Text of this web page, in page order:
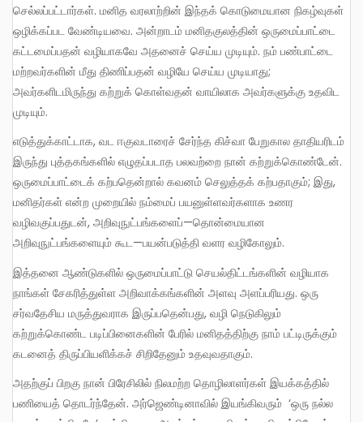
செல்லப்பட்டார்கள். மனித வரலாற்றின் இந்தக் கொடுமையான நிகழ்வுகள்
ஒழிக்கப்பட வேண்டியவை. அன்றாடம் மனிதகுலத்தின் ஒருமைப்பாட்டை
கட்டமைப்பதன் வழியாகவே அதனைச் செய்ய முடியும். நம் பண்பாட்டை
மற்றவர்களின் மீது திணிப்பதன் வழியே செய்ய முடியாது;
அவர்களிடமிருந்து கற்றுக் கொள்வதன் வாயிலாக அவர்களுக்கு உதவிட
முடியும்.
எடுத்துக்காட்டாக, வட ஈகுவடாரைச் சேர்ந்த கிச்வா பேறுகால தாதியரிடம்
இருந்து புத்தகங்களில் எழுதப்படாத பலவற்றை நான் கற்றுக்கொண்டேன்.
ஒருமைப்பாட்டைக் கற்பதென்றால் கவனம் செலுத்தக் கற்பதாகும்; இது,
மனிதர்கள் என்ற முறையில் நம்மைப் பயனுள்ளவர்களாக உணர
வழிவகுப்பதுடன், அறிவுநுட்பங்களைப்—தொன்மையான
அறிவுநுட்பங்களையும் கூட—பயன்படுத்தி வளர வழிகோலும்.
இத்தனை ஆண்டுகளில் ஒருமைப்பாட்டு செயல்திட்டங்களின் வழியாக
நாங்கள் சேகரித்துள்ள அறிவாக்கங்களின் அளவு அளப்பரியது. ஒரு
சர்வதேசிய மருத்துவராக இருப்பதென்பது, வழி நெடுகிலும்
கற்றுக்கொண்ட படிப்பினைகளின் பேரில் மனிதத்திற்கு நாம் பட்டிருக்கும்
கடனைத் திருப்பியளிக்கச் சிறிதேனும் உதவுவதாகும்.
அதற்குப் பிறகு நான் பிரேசிலில் நிலமற்ற தொழிலாளர்கள் இயக்கத்தில்
பணியைத் தொடர்ந்தேன். அர்ஜெண்டினாவில் இயங்கிவரும் ‘ஒரு நல்ல